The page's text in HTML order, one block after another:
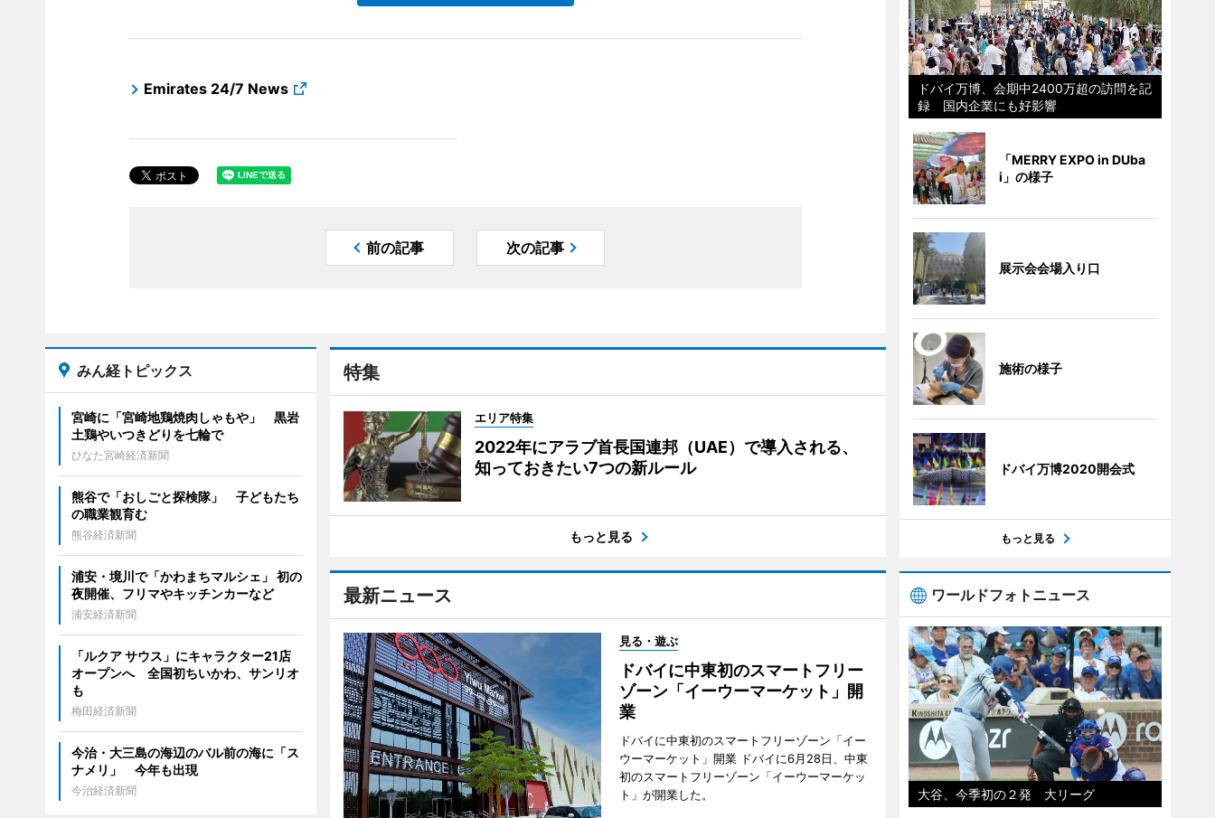
Emirates 24/7 News
前の記事 次の記事
特集
エリア特集
2022年にアラブ首長国連邦（UAE）で導入される、
知っておきたい7つの新ルール
もっと見る
最新ニュース
見る・遊ぶ
ドバイに中東初のスマートフリー
ゾーン「イーウーマーケット」開
業
ドバイに中東初のスマートフリーゾーン「イー
ウーマーケット」開業 ドバイに6月28日、中東
初のスマートフリーゾーン「イーウーマーケッ
ト」が開業した。
みん経トピックス
宮崎に「宮崎地鶏焼肉しゃもや」 黒岩
土鶏やいつきどりを七輪で
ひなた宮崎経済新聞
熊谷で「おしごと探検隊」 子どもたち
の職業観育む
熊谷経済新聞
浦安・境川で「かわまちマルシェ」 初の
夜開催、フリマやキッチンカーなど
浦安経済新聞
「ルクア サウス」にキャラクター21店
オープンへ 全国初ちいかわ、サンリオ
も
梅田経済新聞
今治・大三島の海辺のバル前の海に「ス
ナメリ」 今年も出現
今治経済新聞
ドバイ万博、会期中2400万超の訪問を記
録 国内企業にも好影響
「MERRY EXPO in DUba
i」の様子
展示会会場入り口
施術の様子
ドバイ万博2020開会式
もっと見る
ワールドフォトニュース
大谷、今季初の２発 大リーグ